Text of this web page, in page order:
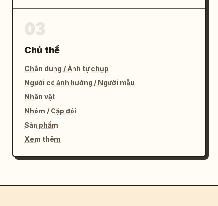
Chủ thể
Chân dung / Ảnh tự chụp
Người có ảnh hưởng / Người mẫu
Nhân vật
Nhóm / Cặp đôi
Sản phẩm
Xem thêm